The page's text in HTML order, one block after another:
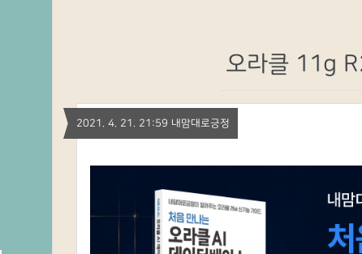
오라클 11g
2021. 4. 21. 21:59 내맘대로긍정